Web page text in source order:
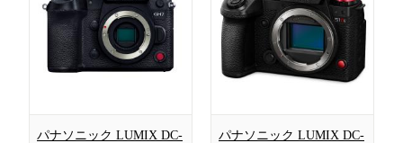
パナソニック LUMIX DC-
パナソニック LUMIX DC-